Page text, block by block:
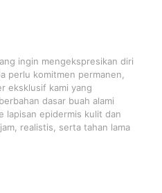
ingin mengekspresikan diri
perlu komitmen permanen,
eksklusif kami yang
dasar buah alami
lapisan epidermis kulit dan
realistis, serta tahan lama